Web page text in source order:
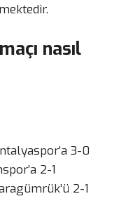
nasıl
3-0
2-1
2-1